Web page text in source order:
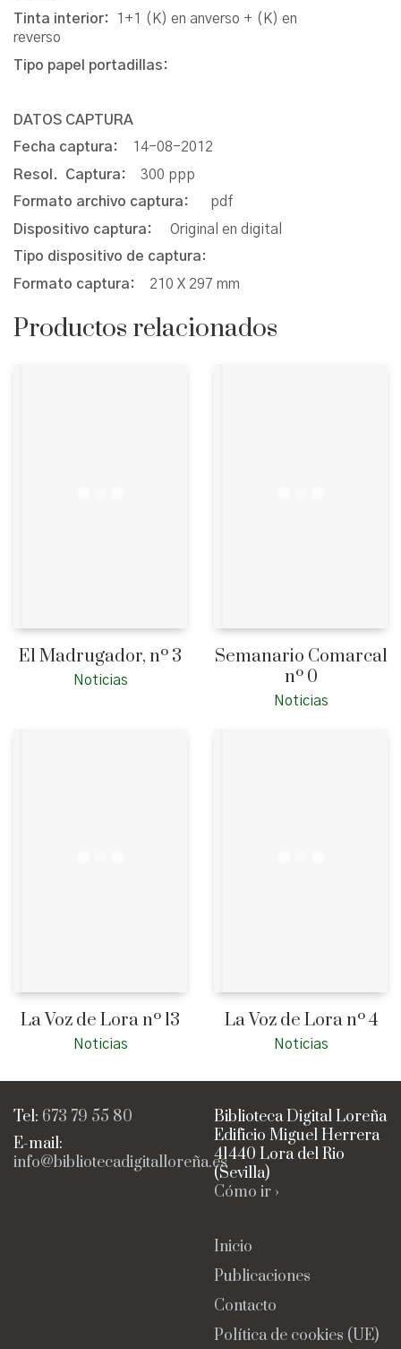
Tinta interior:
1+1 (K) en anverso + (K) en
reverso
Tipo papel portadillas:
DATOS CAPTURA
Fecha captura:
14-08-2012
Resol. Captura: 300 ppp
Formato archivo captura: pdf
Dispositivo captura: Original en digital
Tipo dispositivo de captura:
Formato captura: 210 X 297 mm
Productos relacionados
El Madrugador, nº 3
Noticias
Semanario Comarcal
nº 0
Noticias
La Voz de Lora nº 13
Noticias
La Voz de Lora nº 4
Noticias
Tel: 673 79 55 80
E-mail:
info@bibliotecadigitalloreña.es
Biblioteca Digital Loreña
Edificio Miguel Herrera
41440 Lora del Rio
(Sevilla)
Cómo ir ›
Inicio
Publicaciones
Contacto
Política de cookies (UE)